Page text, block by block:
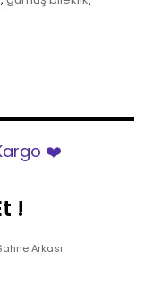
❤️
!
Arkası